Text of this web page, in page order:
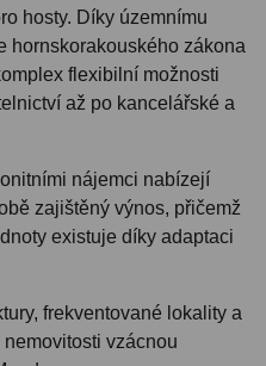
hosty. Díky územnímu
hornskorakouského zákona
flexibilní možnosti
až po kancelářské a
nájemci nabízejí
zajištěný výnos, přičemž
existuje díky adaptaci
frekventované lokality a
vzácnou